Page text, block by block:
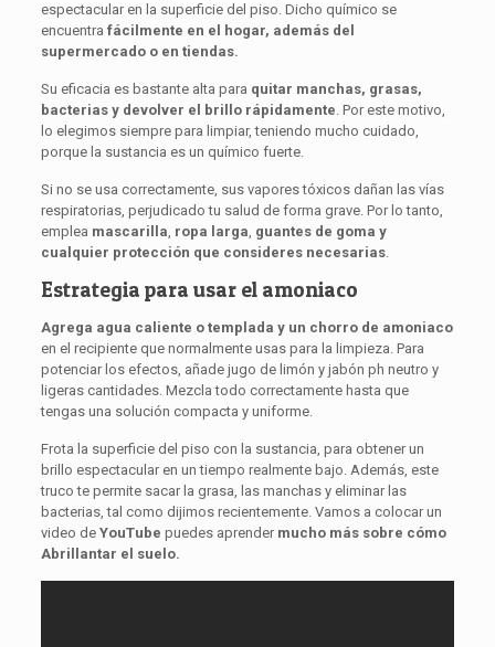
espectacular en la superficie del piso. Dicho químico se
encuentra fácilmente en el hogar, además del
supermercado o en tiendas.
Su eficacia es bastante alta para quitar manchas, grasas,
bacterias y devolver el brillo rápidamente. Por este motivo,
lo elegimos siempre para limpiar, teniendo mucho cuidado,
porque la sustancia es un químico fuerte.
Si no se usa correctamente, sus vapores tóxicos dañan las vías
respiratorias, perjudicado tu salud de forma grave. Por lo tanto,
emplea mascarilla, ropa larga, guantes de goma y
cualquier protección que consideres necesarias.
Estrategia para usar el amoniaco
Agrega agua caliente o templada y un chorro de amoniaco
en el recipiente que normalmente usas para la limpieza. Para
potenciar los efectos, añade jugo de limón y jabón ph neutro y
ligeras cantidades. Mezcla todo correctamente hasta que
tengas una solución compacta y uniforme.
Frota la superficie del piso con la sustancia, para obtener un
brillo espectacular en un tiempo realmente bajo. Además, este
truco te permite sacar la grasa, las manchas y eliminar las
bacterias, tal como dijimos recientemente. Vamos a colocar un
video de YouTube puedes aprender mucho más sobre cómo
Abrillantar el suelo.